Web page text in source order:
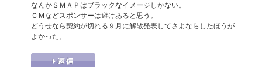
なんかＳＭＡＰはブラックなイメージしかない。
ＣＭなどスポンサーは避けあると思う。
どうせなら契約が切れる９月に解散発表してさよならしたほうが
よかった。